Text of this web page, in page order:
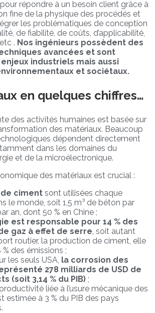
pour répondre à un besoin client grâce à
fine de la physique des procédés et
les problématiques de conception
de fiabilité, de coûts, d’applicabilité,
. Nos ingénieurs possèdent des
avancées et sont
industriels mais aussi
et sociétaux.
en quelques chiffres…
des activités humaines est basée sur
des matériaux. Beaucoup
dépendent directement
dans les domaines du
et de la microélectronique.
des matériaux est crucial :
de ciment sont utilisées chaque
le monde, soit 1,5 m³ de béton par
an, dont 50 % en Chine ;
est responsable pour 14 % des
gaz à effet de serre , soit autant
routier, la production de ciment, elle
des émissions ;
les seuls USA, la corrosion des
278 milliards de USD de
(soit 3,14 % du PIB) ;
liée à l’usure mécanique des
estimée à 3 % du PIB des pays